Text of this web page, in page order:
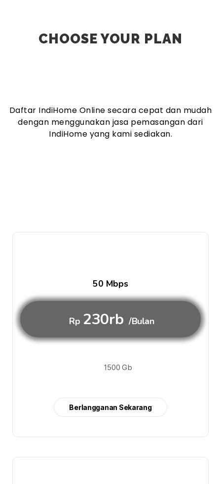
CHOOSE YOUR PLAN
Daftar IndiHome Online secara cepat dan mudah
dengan menggunakan jasa pemasangan dari
IndiHome yang kami sediakan.
50 Mbps
Rp 230rb /Bulan
1500 Gb
Berlangganan Sekarang